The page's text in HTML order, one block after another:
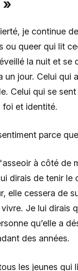
»
je continue
ou queer qui lit
la nuit et se
un jour. Celui qui
Celui qui se
foi et identité.
parce
à côté de
dirais de tenir le
elle cessera de
Je lui dirais
qu’elle a
des années.
les jeunes qui